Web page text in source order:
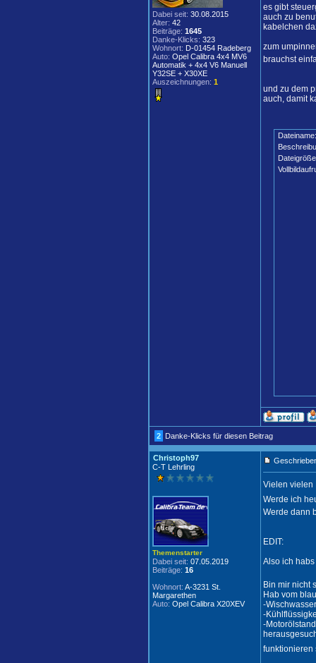
Dabei seit: 30.08.2015
Alter: 42
Beiträge: 1645
Danke-Klicks: 323
Wohnort: D-01454 Radeberg
Auto: Opel Calibra 4x4 MV6
Automatik + 4x4 V6 Manuell
Y32SE + X30XE
Auszeichnungen: 1
es gibt
auch zu
kabelchen
zum
brauchst
und zu dem
auch, damit
Dateiname:
2 Danke-Klicks für diesen Beitrag
Christoph97
C-T Lehrling
Themenstarter
Dabei seit: 07.05.2019
Beiträge: 16
Wohnort: A-3231 St.
Margarethen
Auto: Opel Calibra X20XEV
Vielen vielen
Werde ich
Werde dann
EDIT:
Also ich
Bin mir nicht
Hab vom
-Wischwasser
-
-Motorölstand
funktionieren